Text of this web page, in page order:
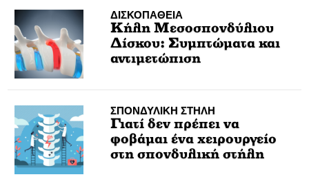
ΔΙΣΚΟΠΑΘΕΙΑ
Κήλη Μεσοσπονδύλιου
Δίσκου: Συμπτώματα και
αντιμετώπιση
ΣΠΟΝΔΥΛΙΚΗ ΣΤΗΛΗ
Γιατί δεν πρέπει να
φοβάμαι ένα χειρουργείο
στη σπονδυλική στήλη